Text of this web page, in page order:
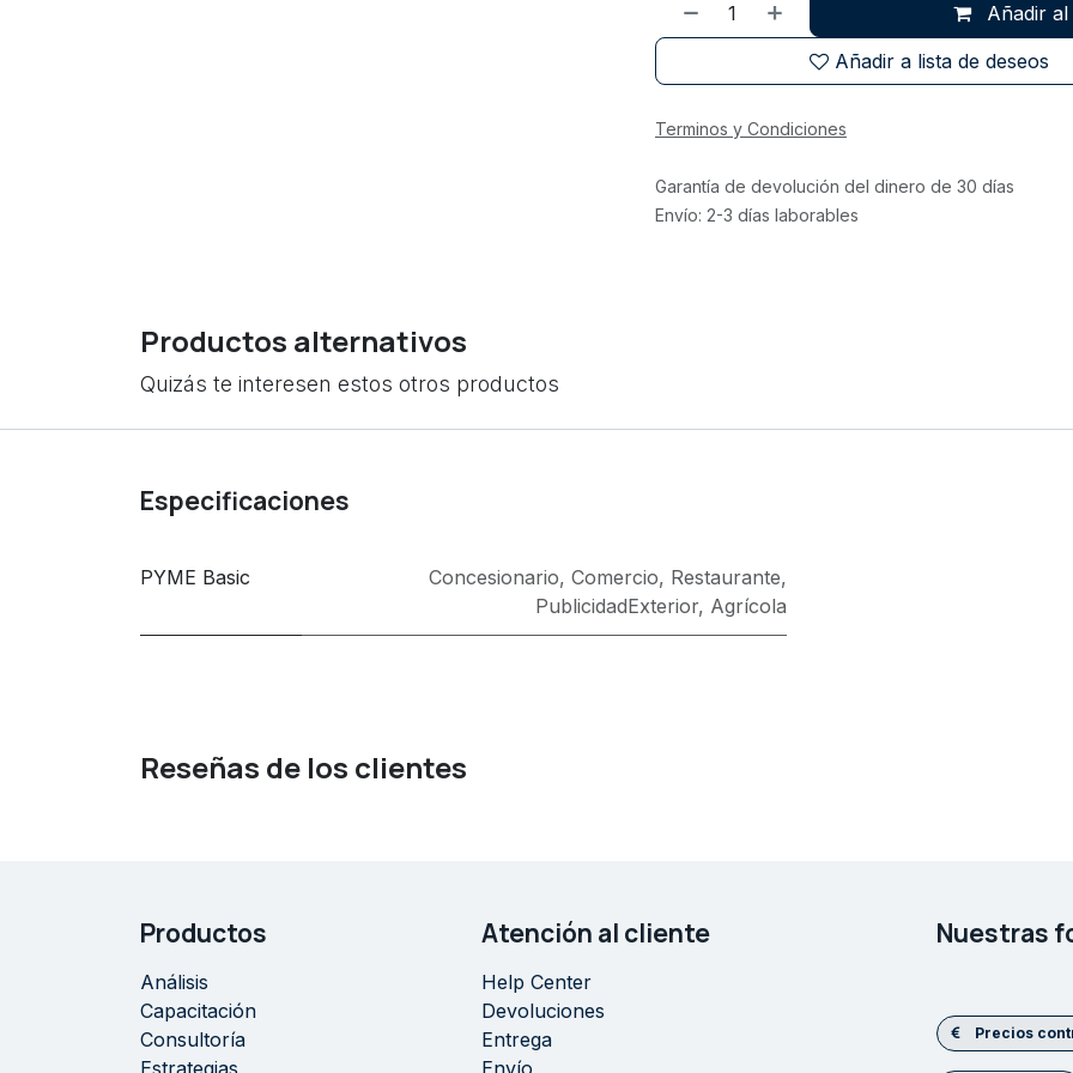
Añadir
Añadir a lista de deseos
Terminos y Condiciones
Garantía de devolución del dinero de 30 días
Envío: 2-3 días laborables
Productos alternativos
Quizás te interesen estos otros productos
Especificaciones
PYME Basic Concesionario, Comercio, Restaurante,
PublicidadExterior, Agrícola
Reseñas de los clientes
Productos
Análisis
Capacitación
Consultoría
Atención al cliente
Help Center
Devoluciones
Entrega
Nuestras
Precios